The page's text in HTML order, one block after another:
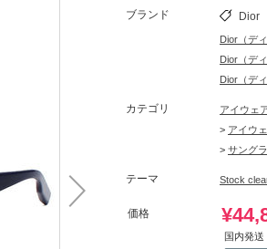
ブランド Dior
Dior（デ
Dior（デ
Dior（デ
カテゴリ
アイウェ
> アイウ
> サング
テーマ Stock
価格
国内発